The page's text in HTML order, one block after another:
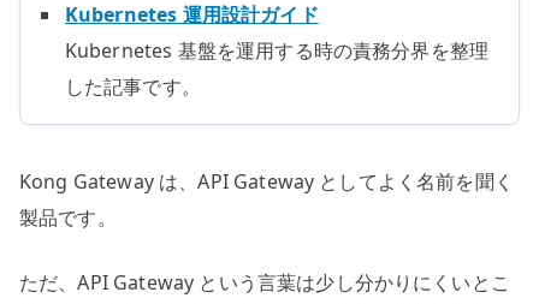
Kubernetes 運用設計ガイド
Kubernetes 基盤を運用する時の責務分界を整理
した記事です。
Kong Gateway は、API Gateway としてよく名前を聞く
製品です。
ただ、API Gateway という言葉は少し分かりにくいとこ